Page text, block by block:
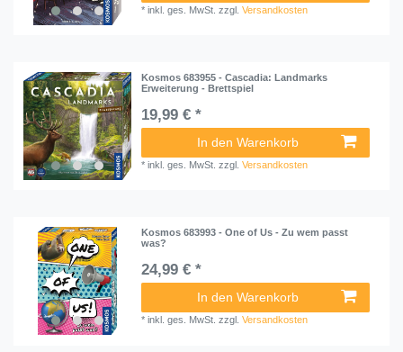
*inkl. ges. MwSt. zzgl.Versandkosten
Kosmos 683955 - Cascadia: Landmarks
Erweiterung - Brettspiel
19,99 € *
In den Warenkorb
*inkl. ges. MwSt. zzgl.Versandkosten
Kosmos 683993 - One of Us - Zu wem passt
was?
24,99 € *
In den Warenkorb
*inkl. ges. MwSt. zzgl.Versandkosten